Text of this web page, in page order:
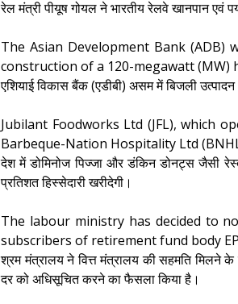
रेल मंत्री पीयूष गोयल ने भारतीय रेलवे खानपान
The Asian Development Bank
construction of a 120-megawatt (MW)
एशियाई विकास बैंक (एडीबी) असम में बिजली
Jubilant Foodworks Ltd (JFL), which
Barbeque-Nation Hospitality Ltd
देश में डोमिनोज पिज्जा और डंकिन डोनट्स जैसी
प्रतिशत हिस्सेदारी खरीदेगी।
The labour ministry has decided to
subscribers of retirement fund body
श्रम मंत्रालय ने वित्त मंत्रालय की सहमति मिलने के
दर को अधिसूचित करने का फैसला किया है।